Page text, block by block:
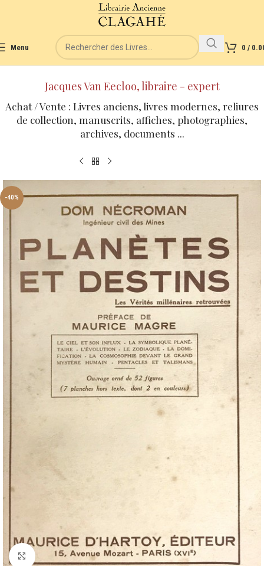
Menu 0 /
Jacques Van Eecloo, libraire - expert
Achat / Vente : Livres anciens, livres modernes, reliures
de collection, manuscrits, affiches, photographies,
archives, documents ...
-40%
Cliquez pour agrandir